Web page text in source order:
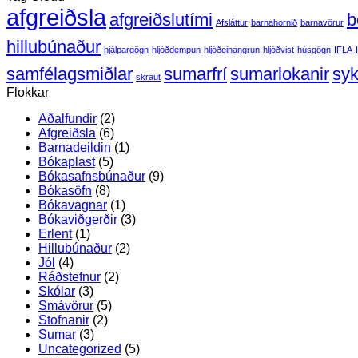
rúllum
enn
ódýrara!
á
afgreiðsla afgreiðslutími Afsláttur barnahornið barnavörur
hillubúnaður hjálpargögn hljóðdempun hljóðeinangrun hljóðvist húsgögn IFLA
samfélagsmiðlar skraut sumarfrísumarlokanir
Flokkar
Aðalfundir (2)
Afgreiðsla (6)
Barnadeildin (1)
Bókaplast(5)
Bókasafnsbúnaður (9)
Bókasöfn (8)
Bókavagnar (1)
Bókaviðgerðir (3)
Erlent(1)
Hillubúnaður (2)
Jól (4)
Ráðstefnur (2)
Skólar (3)
Smávörur (5)
Stofnanir (2)
Sumar (3)
Uncategorized (5)